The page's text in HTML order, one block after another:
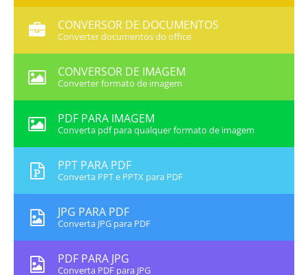
CONVERSOR DE DOCUMENTOS
Converter documentos do office
CONVERSOR DE IMAGEM
Converter formato de imagem
PDF PARA IMAGEM
Converta pdf para qualquer formato de imagem
PPT PARA PDF
Converta PPT e PPTX para PDF
JPG PARA PDF
Converta JPG para PDF
PDF PARA JPG
Converta PDF para JPG